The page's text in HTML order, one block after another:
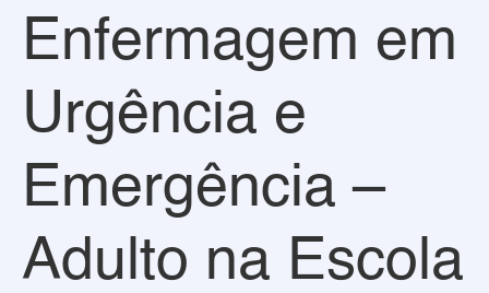
Enfermagem em
Urgência e
Emergência –
Adulto na Escola